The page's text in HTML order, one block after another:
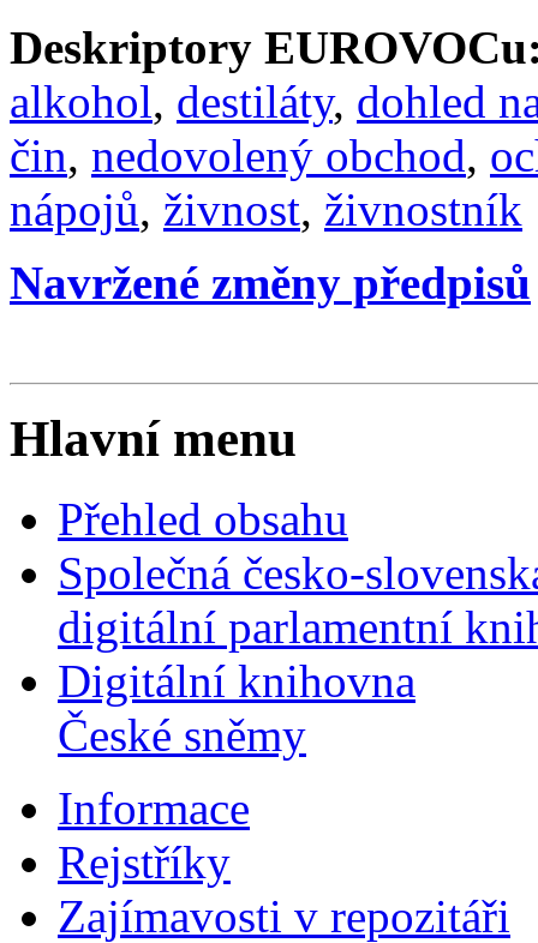
Deskriptory
alkohol, destiláty, dohled
čin, nedovolený obchod,
nápojů, živnost, živnostník
Navržené změny předpisů
Hlavní menu
Přehled obsahu
Společná česko-
digitální parlamentní
Digitální knihovna
České sněmy
Informace
Rejstříky
Zajímavosti v repozitáři